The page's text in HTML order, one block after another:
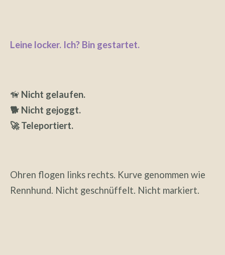
Leine locker. Ich? Bin gestartet.
🦮 Nicht gelaufen.
🐕 Nicht gejoggt.
🚀 Teleportiert.
Ohren flogen links rechts. Kurve genommen wie
Rennhund. Nicht geschnüffelt. Nicht markiert.